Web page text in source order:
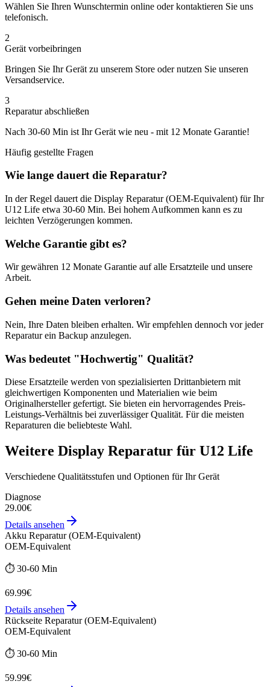
Wählen Sie Ihren Wunschtermin online oder kontaktieren Sie uns
telefonisch.
2
Gerät vorbeibringen
Bringen Sie Ihr Gerät zu unserem Store oder nutzen Sie unseren
Versandservice.
3
Reparatur abschließen
Nach 30-60 Min ist Ihr Gerät wie neu - mit 12 Monate Garantie!
Häufig gestellte Fragen
Wie lange dauert die Reparatur?
In der Regel dauert die Display Reparatur (OEM-Equivalent) für Ihr
U12 Life etwa 30-60 Min. Bei hohem Aufkommen kann es zu
leichten Verzögerungen kommen.
Welche Garantie gibt es?
Wir gewähren 12 Monate Garantie auf alle Ersatzteile und unsere
Arbeit.
Gehen meine Daten verloren?
Nein, Ihre Daten bleiben erhalten. Wir empfehlen dennoch vor jeder
Reparatur ein Backup anzulegen.
Was bedeutet "Hochwertig" Qualität?
Diese Ersatzteile werden von spezialisierten Drittanbietern mit
gleichwertigen Komponenten und Materialien wie beim
Originalhersteller gefertigt. Sie bieten ein hervorragendes Preis-
Leistungs-Verhältnis bei zuverlässiger Qualität. Für die meisten
Reparaturen die beliebteste Wahl.
Weitere Display Reparatur für U12 Life
Verschiedene Qualitätsstufen und Optionen für Ihr Gerät
Diagnose
29.00€
Details ansehen
Akku Reparatur (OEM-Equivalent)
OEM-Equivalent
⏱️ 30-60 Min
69.99€
Details ansehen
Rückseite Reparatur (OEM-Equivalent)
OEM-Equivalent
⏱️ 30-60 Min
59.99€